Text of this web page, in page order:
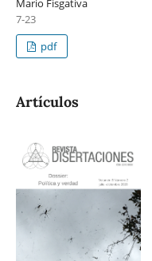
7-23
pdf
Artículos